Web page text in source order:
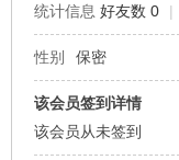
统计信息 好友数 0 |
性别 保密
该会员签到详情
该会员从未签到